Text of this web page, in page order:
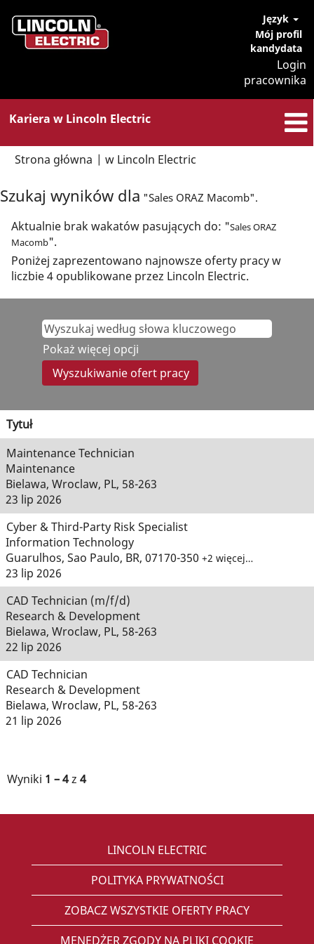
Język
Mój profil
kandydata
Login
pracownika
Kariera w Lincoln Electric
Strona główna | w Lincoln Electric
Szukaj wyników dla "Sales ORAZ Macomb".
Aktualnie brak wakatów pasujących do: "Sales ORAZ
Macomb".
Poniżej zaprezentowano najnowsze oferty pracy w
liczbie 4 opublikowane przez Lincoln Electric.
Pokaż więcej opcji
Tytuł
Maintenance Technician
Maintenance
Bielawa, Wroclaw, PL, 58-263
23 lip 2026
Cyber & Third-Party Risk Specialist
Information Technology
Guarulhos, Sao Paulo, BR, 07170-350 +2 więcej…
23 lip 2026
CAD Technician (m/f/d)
Research & Development
Bielawa, Wroclaw, PL, 58-263
22 lip 2026
CAD Technician
Research & Development
Bielawa, Wroclaw, PL, 58-263
21 lip 2026
Wyniki 1 – 4z 4
LINCOLN ELECTRIC
POLITYKA PRYWATNOŚCI
ZOBACZ WSZYSTKIE OFERTY PRACY
MENEDŻER ZGODY NA PLIKI COOKIE